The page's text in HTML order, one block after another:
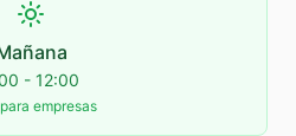
- 12:00
empresas